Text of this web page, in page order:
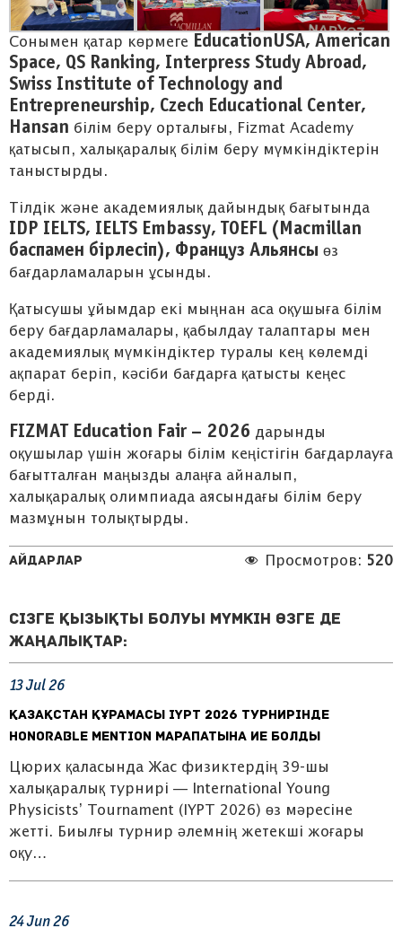
Сонымен қатар көрмеге
EducationUSA, American
Space, QS Ranking, Interpress Study Abroad,
Swiss Institute of Technology and
Entrepreneurship, Czech Educational Center,
Hansan білім беру орталығы, Fizmat Academy
қатысып, халықаралық білім беру мүмкіндіктерін
таныстырды.
Тілдік және академиялық дайындық бағытында
IDP IELTS, IELTS Embassy, TOEFL (Macmillan
баспамен бірлесіп), Француз Альянсы өз
бағдарламаларын ұсынды.
Қатысушы ұйымдар екі мыңнан аса оқушыға білім
беру бағдарламалары, қабылдау талаптары мен
академиялық мүмкіндіктер туралы кең көлемді
ақпарат беріп, кәсіби бағдарға қатысты кеңес
берді.
FIZMAT Education Fair – 2026 дарынды
оқушылар үшін жоғары білім кеңістігін бағдарлауға
бағытталған маңызды алаңға айналып,
халықаралық олимпиада аясындағы білім беру
мазмұнын толықтырды.
Айдарлар Просмотров: 520
Сізге қызықты болуы мүмкін өзге де
жаңалықтар:
13Jul26
ҚАЗАҚСТАН ҚҰРАМАСЫ IYPT 2026 ТУРНИРІНДЕ
HONORABLE MENTION МАРАПАТЫНА ИЕ БОЛДЫ
Цюрих қаласында Жас физиктердің 39-шы
халықаралық турнирі — International Young
Physicists’ Tournament (IYPT 2026) өз мәресіне
жетті. Биылғы турнир әлемнің жетекші жоғары
оқу…
24Jun26